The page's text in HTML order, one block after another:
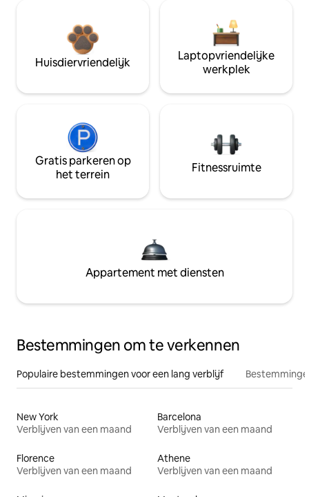
Huisdiervriendelijk
Laptopvriendelijke
werkplek
Gratis parkeren op
het terrein
Fitnessruimte
Appartement met diensten
Bestemmingen om te verkennen
Populaire bestemmingen voor een lang verblijf
New York
Verblijven van een maand
Barcelona
Verblijven van een maand
Florence
Verblijven van een maand
Athene
Verblijven van een maand